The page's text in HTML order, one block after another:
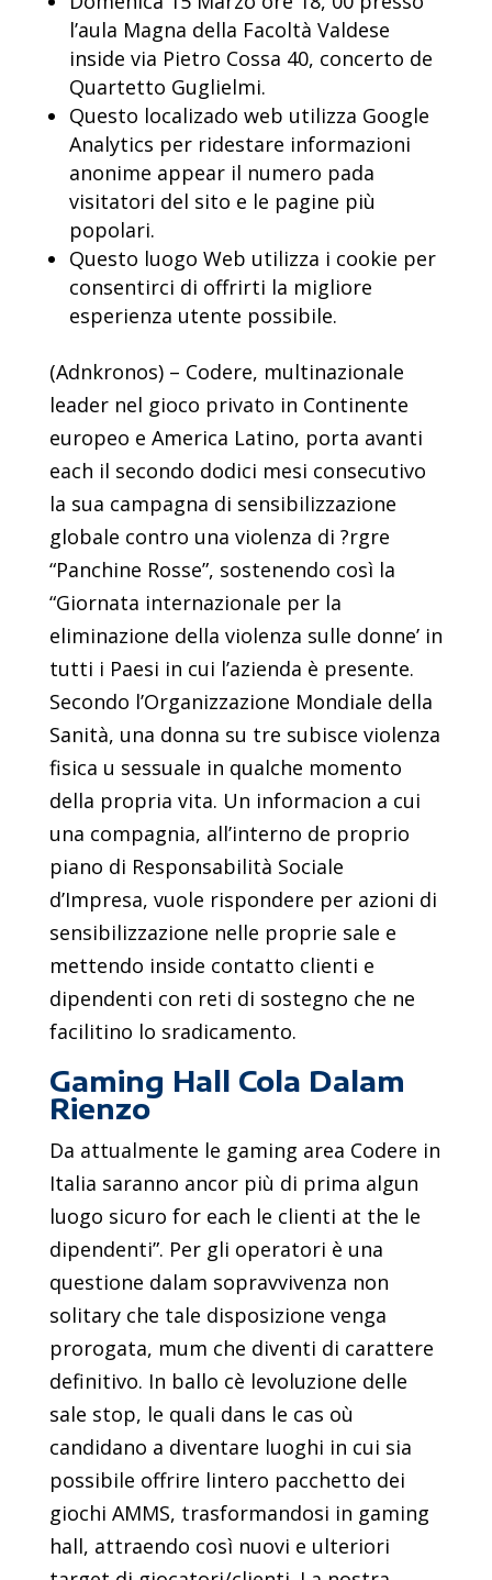
l’aula Magna della Facoltà Valdese
inside via Pietro Cossa 40, concerto de
Quartetto Guglielmi.
Questo localizado web utilizza Google
Analytics per ridestare informazioni
anonime appear il numero pada
visitatori del sito e le pagine più
popolari.
Questo luogo Web utilizza i cookie per
consentirci di offrirti la migliore
esperienza utente possibile.
(Adnkronos) – Codere, multinazionale
leader nel gioco privato in Continente
europeo e America Latino, porta avanti
each il secondo dodici mesi consecutivo
la sua campagna di sensibilizzazione
globale contro una violenza di ?rgre
“Panchine Rosse”, sostenendo così la
“Giornata internazionale per la
eliminazione della violenza sulle donne’ in
tutti i Paesi in cui l’azienda è presente.
Secondo l’Organizzazione Mondiale della
Sanità, una donna su tre subisce violenza
fisica u sessuale in qualche momento
della propria vita. Un informacion a cui
una compagnia, all’interno de proprio
piano di Responsabilità Sociale
d’Impresa, vuole rispondere per azioni di
sensibilizzazione nelle proprie sale e
mettendo inside contatto clienti e
dipendenti con reti di sostegno che ne
facilitino lo sradicamento.
Gaming Hall Cola Dalam
Rienzo
Da attualmente le gaming area Codere in
Italia saranno ancor più di prima algun
luogo sicuro for each le clienti at the le
dipendenti”. Per gli operatori è una
questione dalam sopravvivenza non
solitary che tale disposizione venga
prorogata, mum che diventi di carattere
definitivo. In ballo cè levoluzione delle
sale stop, le quali dans le cas où
candidano a diventare luoghi in cui sia
possibile offrire lintero pacchetto dei
giochi AMMS, trasformandosi in gaming
hall, attraendo così nuovi e ulteriori